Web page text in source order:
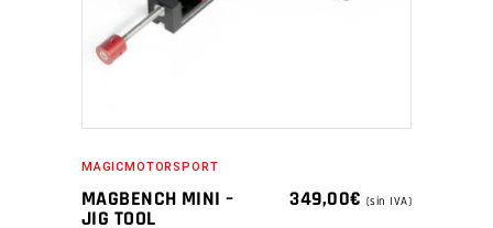
MAGICMOTORSPORT
MAGBENCH MINI –
JIG TOOL
349,00€ (sin IVA)